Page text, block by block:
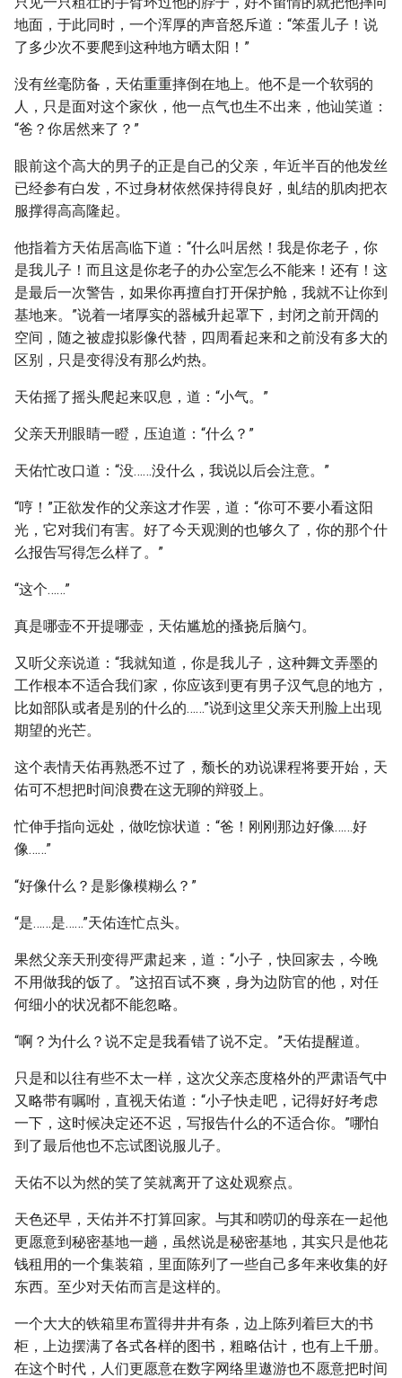
地面，于此同时，一个浑厚的声音怒斥道：“笨蛋儿子！说
了多少次不要爬到这种地方晒太阳！”
没有丝毫防备，天佑重重摔倒在地上。他不是一个软弱的
人，只是面对这个家伙，他一点气也生不出来，他讪笑道：
“爸？你居然来了？”
眼前这个高大的男子的正是自己的父亲，年近半百的他发丝
已经参有白发，不过身材依然保持得良好，虬结的肌肉把衣
服撑得高高隆起。
他指着方天佑居高临下道：“什么叫居然！我是你老子，你
是我儿子！而且这是你老子的办公室怎么不能来！还有！这
是最后一次警告，如果你再擅自打开保护舱，我就不让你到
基地来。”说着一堵厚实的器械升起罩下，封闭之前开阔的
空间，随之被虚拟影像代替，四周看起来和之前没有多大的
区别，只是变得没有那么灼热。
天佑摇了摇头爬起来叹息，道：“小气。”
父亲天刑眼睛一瞪，压迫道：“什么？”
天佑忙改口道：“没……没什么，我说以后会注意。”
“哼！”正欲发作的父亲这才作罢，道：“你可不要小看这阳
光，它对我们有害。好了今天观测的也够久了，你的那个什
么报告写得怎么样了。”
“这个……”
真是哪壶不开提哪壶，天佑尴尬的搔挠后脑勺。
又听父亲说道：“我就知道，你是我儿子，这种舞文弄墨的
工作根本不适合我们家，你应该到更有男子汉气息的地方，
比如部队或者是别的什么的……”说到这里父亲天刑脸上出现
期望的光芒。
这个表情天佑再熟悉不过了，颓长的劝说课程将要开始，天
佑可不想把时间浪费在这无聊的辩驳上。
忙伸手指向远处，做吃惊状道：“爸！刚刚那边好像……好
像……”
“好像什么？是影像模糊么？”
“是……是……”天佑连忙点头。
果然父亲天刑变得严肃起来，道：“小子，快回家去，今晚
不用做我的饭了。”这招百试不爽，身为边防官的他，对任
何细小的状况都不能忽略。
“啊？为什么？说不定是我看错了说不定。”天佑提醒道。
只是和以往有些不太一样，这次父亲态度格外的严肃语气中
又略带有嘱咐，直视天佑道：“小子快走吧，记得好好考虑
一下，这时候决定还不迟，写报告什么的不适合你。”哪怕
到了最后他也不忘试图说服儿子。
天佑不以为然的笑了笑就离开了这处观察点。
天色还早，天佑并不打算回家。与其和唠叨的母亲在一起他
更愿意到秘密基地一趟，虽然说是秘密基地，其实只是他花
钱租用的一个集装箱，里面陈列了一些自己多年来收集的好
东西。至少对天佑而言是这样的。
一个大大的铁箱里布置得井井有条，边上陈列着巨大的书
柜，上边摆满了各式各样的图书，粗略估计，也有上千册。
在这个时代，人们更愿意在数字网络里遨游也不愿意把时间